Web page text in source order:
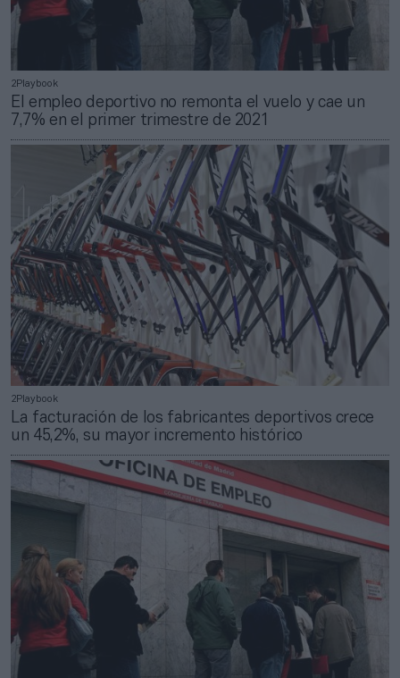
2Playbook
El empleo deportivo no remonta el vuelo y cae un
7,7% en el primer trimestre de 2021
2Playbook
La facturación de los fabricantes deportivos crece
un 45,2%, su mayor incremento histórico